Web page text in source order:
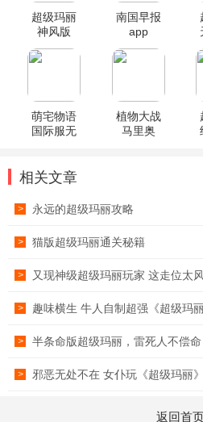
超级玛丽
神风版
南国早报
app
萌宅物语
国际服无
植物大战
马里奥
相关文章
> 永远的超级玛丽攻略
> 猫版超级玛丽通关秘籍
> 又现神级超级玛丽玩家 这走位太
> 趣味横生 牛人自制超强《超级玛丽
> 半条命版超级玛丽，雷死人不偿命
> 邪恶无处不在 女仆玩《超级玛丽》
返回首